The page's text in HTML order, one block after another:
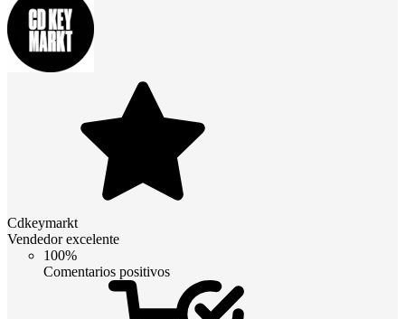
Cdkeymarkt
Vendedor excelente
100%
Comentarios positivos